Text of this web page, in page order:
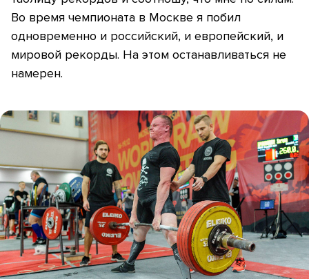
Во время чемпионата в Москве я побил
одновременно и российский, и европейский, и
мировой рекорды. На этом останавливаться не
намерен.